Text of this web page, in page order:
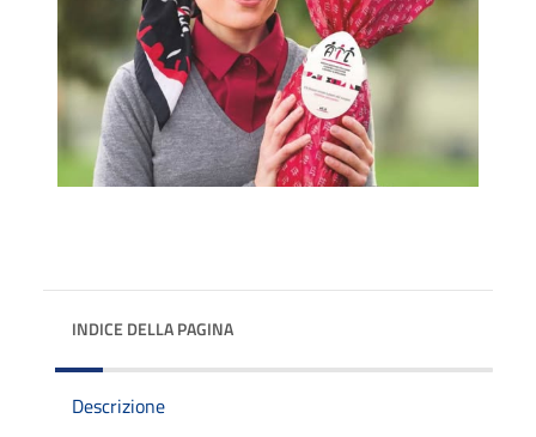
INDICE DELLA PAGINA
Descrizione